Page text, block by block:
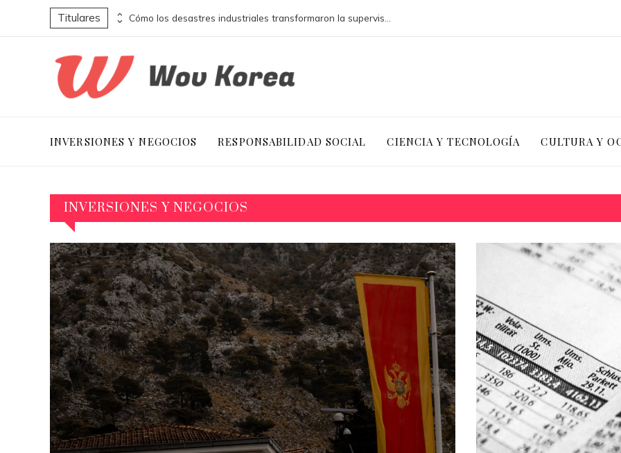
Titulares Empresas escocesas y su contribución a la jornada laboral de ocho horas
INVERSIONES Y NEGOCIOS RESPONSABILIDAD SOCIAL CIENCIA Y TECNOLOGÍA CULTURA Y
INVERSIONES Y NEGOCIOS